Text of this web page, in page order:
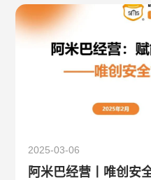
关于唯创安全
2025-03-06
阿米巴经营丨唯创安